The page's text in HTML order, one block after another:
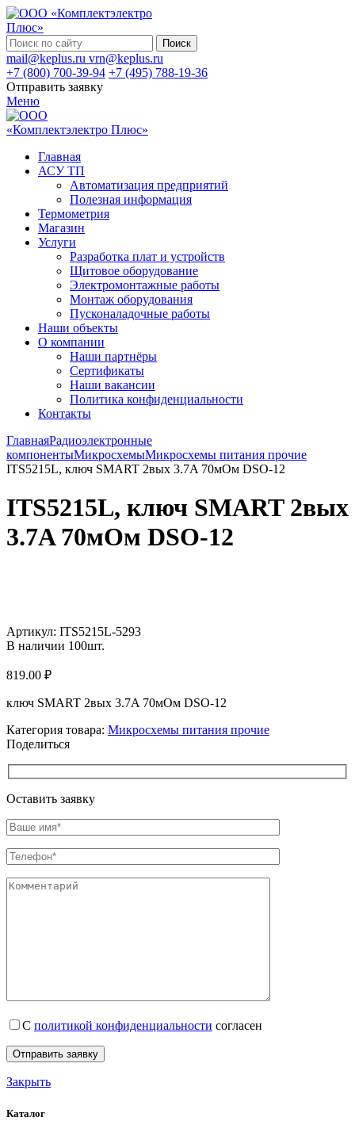
Поиск
mail@keplus.ru vrn@keplus.ru
+7 (800) 700-39-94 +7 (495) 788-19-36
Отправить заявку
Меню
Главная
АСУ ТП
Автоматизация предприятий
Полезная информация
Термометрия
Магазин
Услуги
Разработка плат и устройств
Щитовое оборудование
Электромонтажные работы
Монтаж оборудования
Пусконаладочные работы
Наши объекты
О компании
Наши партнёры
Сертификаты
Наши вакансии
Политика конфиденциальности
Контакты
ГлавнаяРадиоэлектронные
компонентыМикросхемыМикросхемы питания прочие
ITS5215L, ключ SMART 2вых 3.7A 70мОм DSO-12
ITS5215L, ключ SMART 2вых
3.7A 70мОм DSO-12
Артикул: ITS5215L-5293
В наличии 100шт.
819.00 ₽
ключ SMART 2вых 3.7A 70мОм DSO-12
Категория товара: Микросхемы питания прочие
Поделиться
Оставить заявку
С политикой конфиденциальности согласен
Закрыть
Каталог